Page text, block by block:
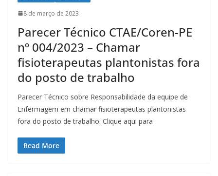
8 de março de 2023
Parecer Técnico CTAE/Coren-PE
nº 004/2023 – Chamar
fisioterapeutas plantonistas fora
do posto de trabalho
Parecer Técnico sobre Responsabilidade da equipe de
Enfermagem em chamar fisioterapeutas plantonistas
fora do posto de trabalho. Clique aqui para
Read More